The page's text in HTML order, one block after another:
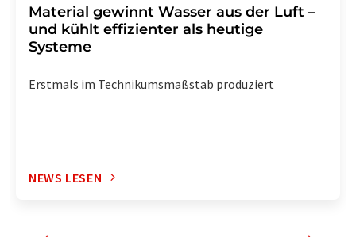
Material gewinnt Wasser aus der Luft –
und kühlt effizienter als heutige
Systeme
Erstmals im Technikumsmaßstab produziert
NEWS LESEN